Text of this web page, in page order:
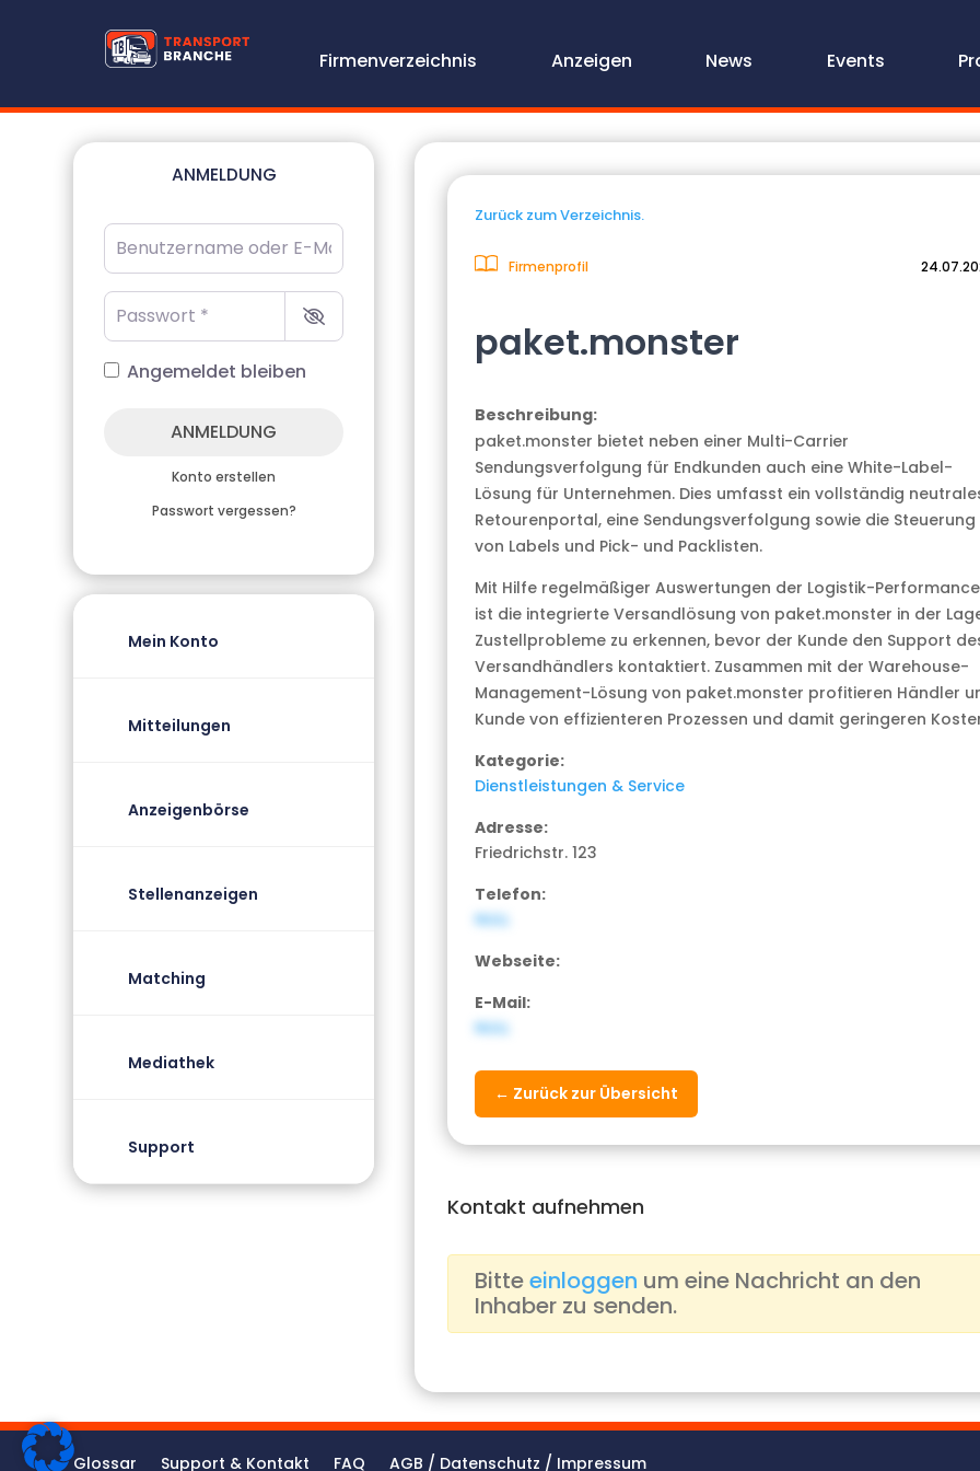
Firmenverzeichnis Anzeigen News Events
ANMELDUNG
Benutzername oder E-Mail-Adresse
Passwort
Angemeldet bleiben
ANMELDUNG
Konto erstellen
Passwort vergessen?
Mein Konto
Mitteilungen
Anzeigenbörse
Stellenanzeigen
Matching
Mediathek
Support
Zurück zum Verzeichnis.
Firmenprofil
paket.monster
Beschreibung:
paket.monster bietet neben einer Multi-Carrier
Sendungsverfolgung für Endkunden auch eine White-Label-
Lösung für Unternehmen. Dies umfasst ein vollständig
Retourenportal, eine Sendungsverfolgung sowie die Steuerung
von Labels und Pick- und Packlisten.
Mit Hilfe regelmäßiger Auswertungen der Logistik-Performance
ist die integrierte Versandlösung von paket.monster in der
Zustellprobleme zu erkennen, bevor der Kunde den Support
Versandhändlers kontaktiert. Zusammen mit der Warehouse-
Management-Lösung von paket.monster profitieren Händler
Kunde von effizienteren Prozessen und damit geringeren
Kategorie:
Dienstleistungen & Service
Adresse:
Friedrichstr. 123
Telefon:
NULL
Webseite:
E-Mail:
NULL
← Zurück zur Übersicht
Kontakt aufnehmen
Bitteeinloggen um eine Nachricht an den
Inhaber zu senden.
Glossar Support & Kontakt FAQ AGB / Datenschutz / Impressum